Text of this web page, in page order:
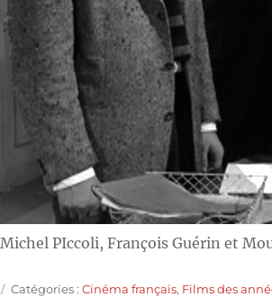
Michel PIccoli, François Guérin et
Catégories
Catégories :Cinéma français, Films des